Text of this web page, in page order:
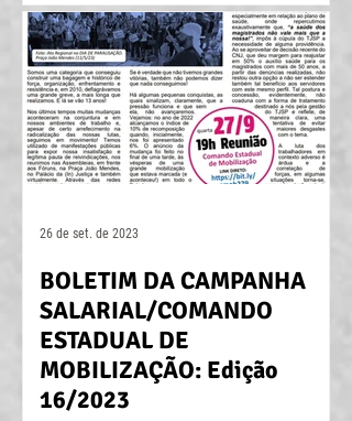
BOLETIM DA CAMPANHA
SALARIAL/COMANDO
ESTADUAL DE
MOBILIZAÇÃO: Edição
16/2023
26 de set. de 2023